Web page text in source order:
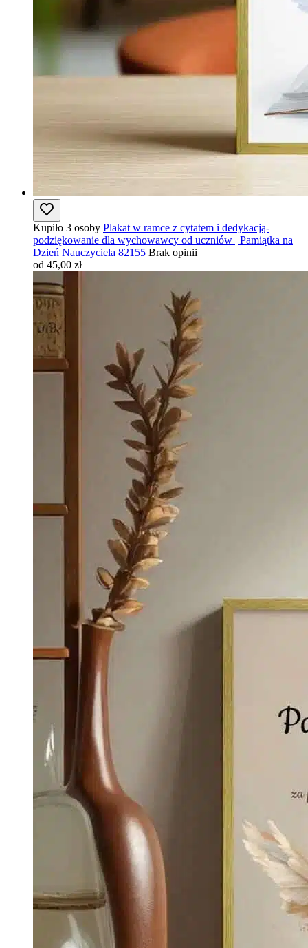
Kupiło 3 osoby Plakat w ramce z cytatem i dedykacją-
podziękowanie dla wychowawcy od uczniów | Pamiątka na
Dzień Nauczyciela 82155 Brak opinii
od 45,00 zł